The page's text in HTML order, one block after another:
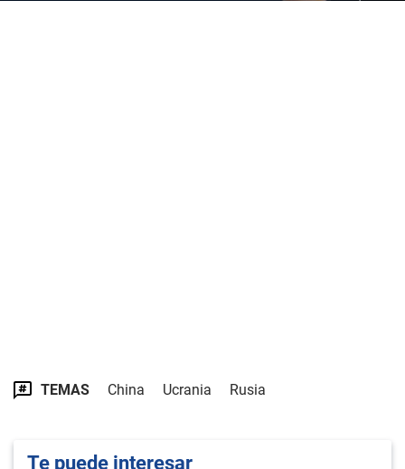
TEMAS China Ucrania Rusia
Te puede interesar